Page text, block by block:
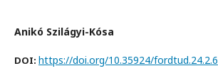
Anikó Szilágyi-Kósa
DOI: https://doi.org/10.35924/fordtud.24.2.6